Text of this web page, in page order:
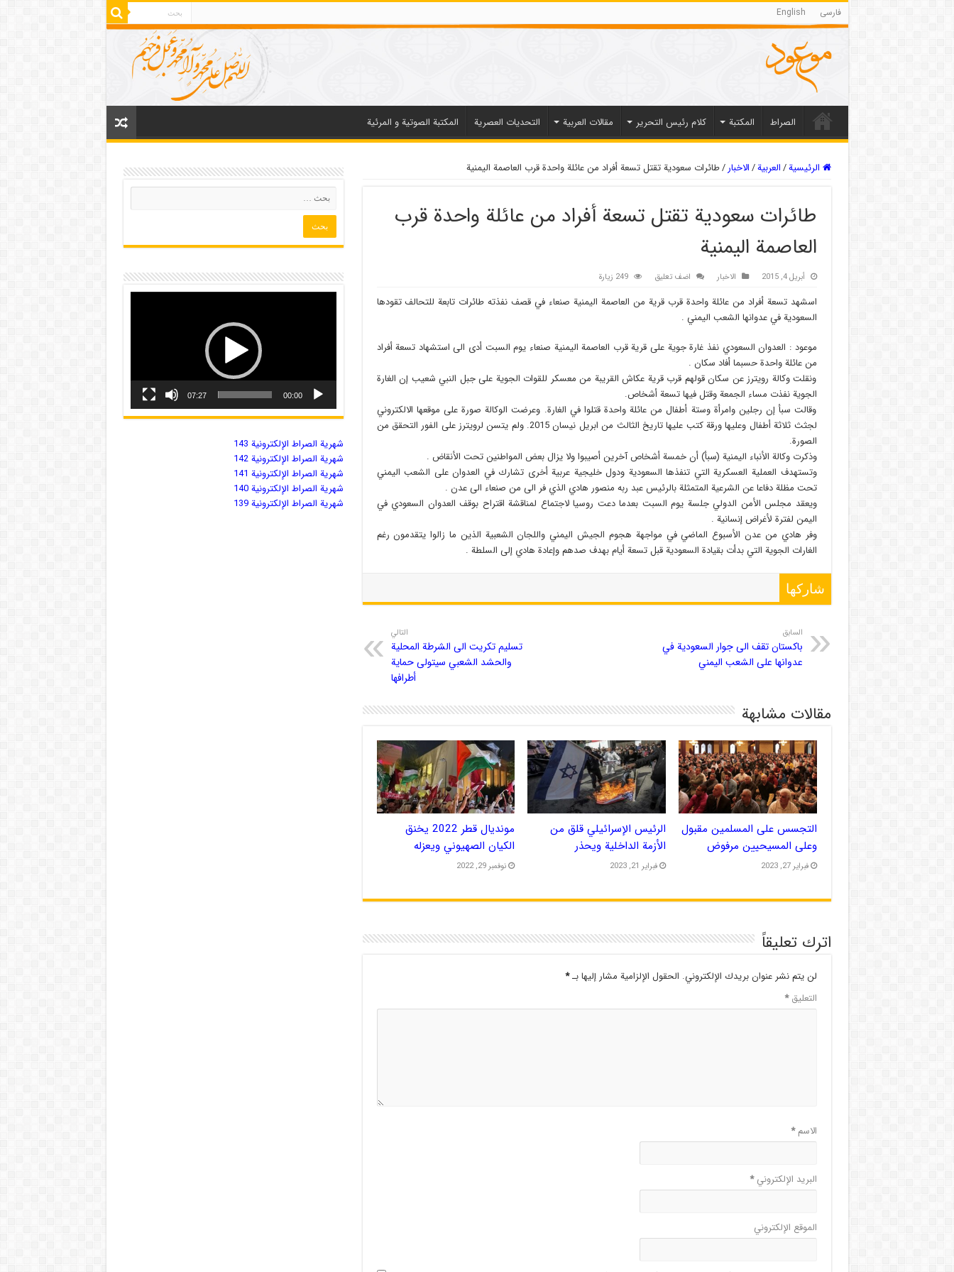
فارسی English
الصراط المکتبة كلام رئيس التحرير مقالات العربیة التحديات العصرية المكتبة الصوتية و المرئية
الرئيسية/العربیة/الاخبار /طائرات سعودية تقتل تسعة أفراد من عائلة واحدة قرب العاصمة اليمنية
طائرات سعودية تقتل تسعة أفراد من عائلة واحدة قرب
العاصمة اليمنية
أبريل 4, 2015 الاخبار اضف تعليق 249 زيارة
اسشهد تسعة أفراد من عائلة واحدة قرب قرية من العاصمة اليمنية صنعاء في قصف نفذته طائرات تابعة للتحالف تقودها
السعودية في عدوانها الشعب اليمني .
موعود : العدوان السعودي نفذ غارة جوية على قرية قرب العاصمة اليمنية صنعاء يوم السبت أدى الى استشهاد تسعة أفراد
من عائلة واحدة حسبما أفاد سكان .
ونقلت وكالة رويترز عن سكان قولهم قرب قرية عكاش القريبة من معسكر للقوات الجوية على جبل النبي شعيب إن الغارة
الجوية نفذت مساء الجمعة وقتل فيها تسعة أشخاص.
وقالت سبأ إن رجلين وامرأة وستة أطفال من عائلة واحدة قتلوا في الغارة. وعرضت الوكالة صورة على موقعها الالكتروني
لجثث ثلاثة أطفال وعليها ورقة كتب عليها تاريخ الثالث من ابريل نيسان 2015. ولم يتسن لرويترز على الفور التحقق من
الصورة.
وذكرت وكالة الأنباء اليمنية (سبأ) أن خمسة أشخاص آخرين أصيبوا ولا يزال بعض المواطنين تحت الأنقاض .
وتستهدف العملية العسكرية التي تنفذها السعودية ودول خليجية عربية أخرى تشارك في العدوان على الشعب اليمني
تحت مظلة دفاعا عن الشرعية المتمثلة بالرئيس عبد ربه منصور هادي الذي فر الى من صنعاء الى عدن .
ويعقد مجلس الأمن الدولي جلسة يوم السبت بعدما دعت روسيا لاجتماع لمناقشة اقتراح بوقف العدوان السعودي في
اليمن لفترة لأغراض إنسانية .
وفر هادي من عدن الأسبوع الماضي في مواجهة هجوم الجيش اليمني واللجان الشعبية الذين ما زالوا يتقدمون رغم
الغارات الجوية التي بدأت بقيادة السعودية قبل تسعة أيام بهدف صدهم وإعادة هادي إلى السلطة .
شاركها
السابق
باكستان تقف الى جوار السعودية في
عدوانها على الشعب اليمني
التالي
تسليم تكريت الى الشرطة المحلية
والحشد الشعبي سيتولى حماية
أطرافها
مقالات مشابهة
التجسس على المسلمين مقبول
وعلى المسيحيين مرفوض
فبراير 27, 2023
الرئيس الإسرائيلي قلق من
الأزمة الداخلية ويحذر
فبراير 21, 2023
مونديال قطر 2022 يخنق
الكيان الصهيوني ويعزله
نوفمبر 29, 2022
اترك تعليقاً
لن يتم نشر عنوان بريدك الإلكتروني. الحقول الإلزامية مشار إليها بـ*
التعليق*
الاسم*
البريد الإلكتروني*
الموقع الإلكتروني
00:00
07:27
شهریة الصراط الإلكترونية 143
شهریة الصراط الإلكترونية 142
شهریة الصراط الإلكترونية 141
شهریة الصراط الإلكترونية 140
شهریة الصراط الإلكترونية 139